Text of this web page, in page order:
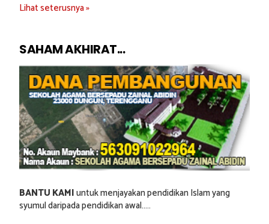
Lihat seterusnya »
SAHAM AKHIRAT...
BANTU KAMIuntuk menjayakan pendidikan Islam yang
syumul daripada pendidikan awal.....